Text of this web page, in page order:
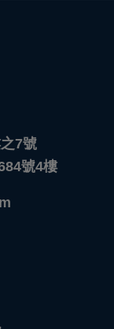
7號
號4樓